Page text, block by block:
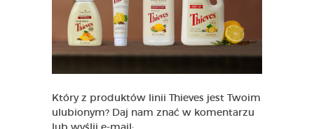
Który z produktów linii Thieves jest Twoim
ulubionym? Daj nam znać w komentarzu